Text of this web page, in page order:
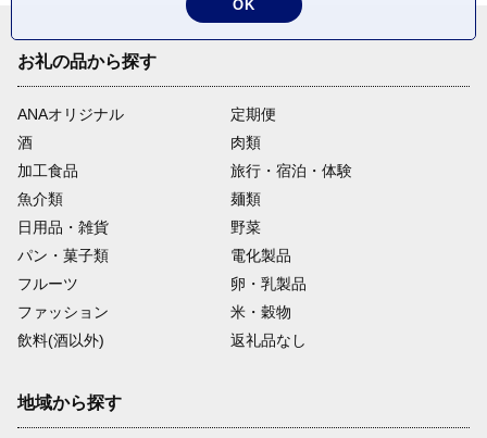
お礼の品から探す
ANAオリジナル
定期便
酒
肉類
加工食品
旅行・宿泊・体験
魚介類
麺類
日用品・雑貨
野菜
パン・菓子類
電化製品
フルーツ
卵・乳製品
ファッション
米・穀物
飲料(酒以外)
返礼品なし
地域から探す
OK